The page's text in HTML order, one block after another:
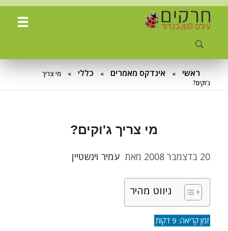
חרקים - עולם קטן בגדול
ראשי » אינדקס מאמרים » כללי »
מי צריך
ג'וקים?
מי צריך ג'וקים?
20 בדצמבר 2008 מאת עמיר וינשטיין
ניווט מהיר